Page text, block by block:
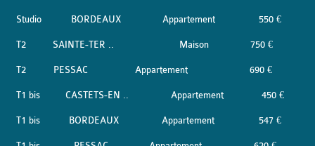
Studio BORDEAUX Appartement 550 €
T2 SAINTE-TER .. Maison 750 €
T2 PESSAC Appartement 690 €
T1 bis CASTETS-EN .. Appartement 450 €
T1 bis BORDEAUX Appartement 547 €